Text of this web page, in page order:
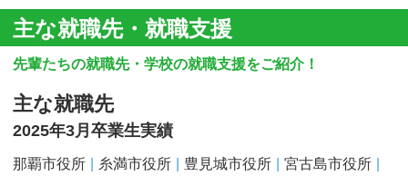
主な就職先・就職支援
先輩たちの就職先・学校の就職支援をご紹介！
主な就職先
2025年3月卒業生実績
那覇市役所 糸満市役所 豊⾒城市役所
宮古島市役所